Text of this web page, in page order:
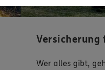
Versicherung
Wer alles gibt,